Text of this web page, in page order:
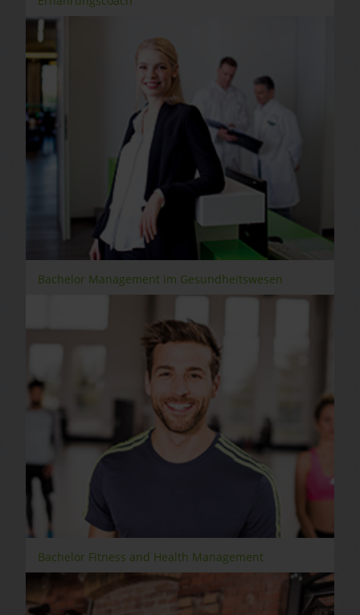
Bachelor Management im Gesundheitswesen
Bachelor Fitness and Health Management